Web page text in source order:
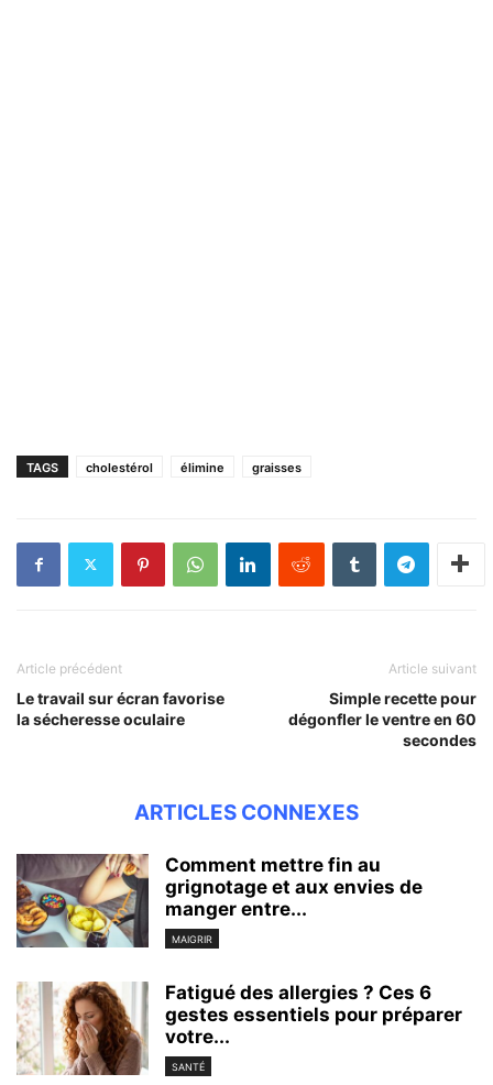
TAGS cholestérol élimine graisses
Article précédent
Le travail sur écran favorise
la sécheresse oculaire
Article suivant
Simple recette pour
dégonfler le ventre en 60
secondes
ARTICLES CONNEXES
Comment mettre fin au
grignotage et aux envies de
manger entre...
MAIGRIR
Fatigué des allergies ? Ces 6
gestes essentiels pour préparer
votre...
SANTÉ